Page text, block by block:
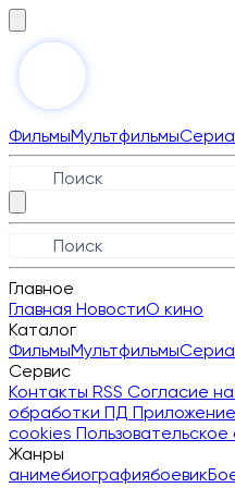
ФильмыМультфильмы
Главное
Главная НовостиО кино
Каталог
ФильмыМультфильмы
Сервис
Контакты RSS Согласие
обработки ПД
cookies
Жанры
анимебиографиябоевик